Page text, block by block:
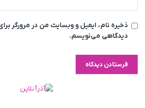
ذخیره نام، ایمیل و وبسایت من در مرورگر
دیدگاهی می‌نویسم.